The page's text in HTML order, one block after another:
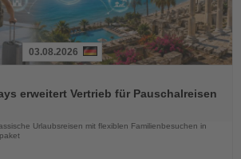
03.08.2026
erweitert Vertrieb für Pauschalreisen
Urlaubsreisen mit flexiblen Familienbesuchen in